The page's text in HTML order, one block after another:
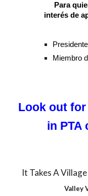
Para
interés de
Miembro
Look out
in PTA
It Takes A
Valley